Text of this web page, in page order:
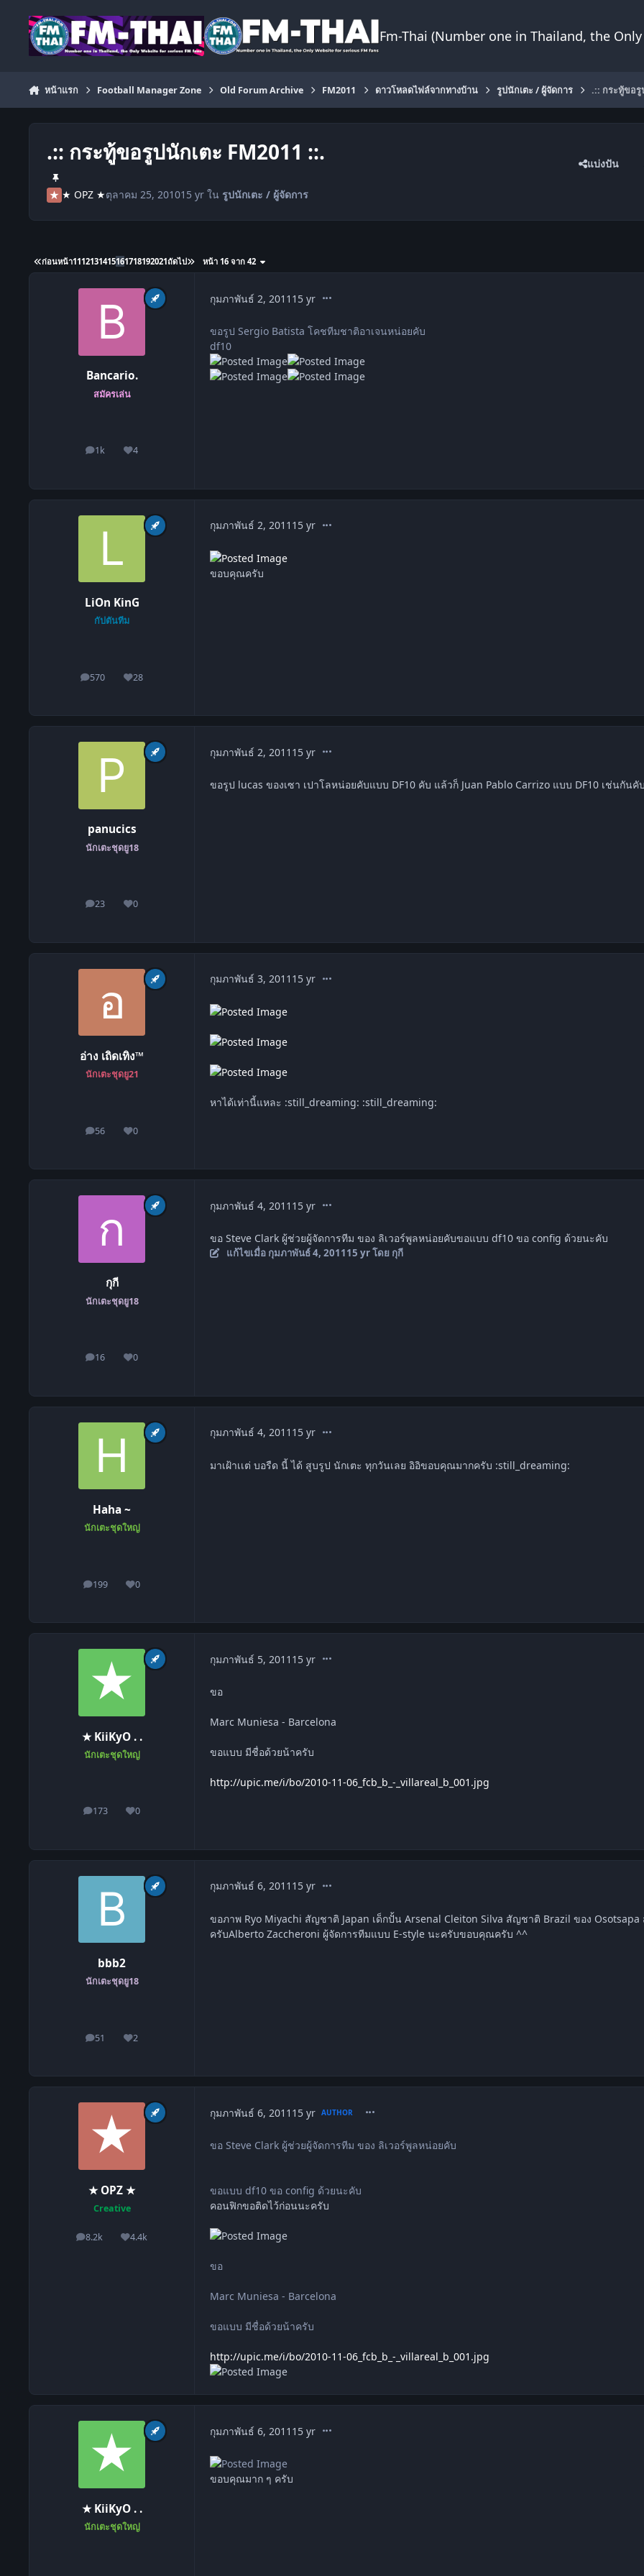
Fm-Thai (Number one in Thailand, the
หน้าแรก Football Manager Zone Old Forum Archive FM2011 ดาวโหลดไฟล์จากทางบ้าน รูปนักเตะ / ผู้จัดการ .:: กระทู้ขอรู
.:: กระทู้ขอรูปนักเตะ FM2011 ::. แบ่งปัน
★ OPZ ★ตุลาคม 25, 201015 yrใน รูปนักเตะ / ผู้จัดการ
ก่อนหน้า1112131415161718192021ถัดไป หน้า 16 จาก 42
Bancario.
สมัครเล่น
1k
โพสต์ 4
ชื่อเสียง
กุมภาพันธ์ 2, 2011 15 yrcomment_1209272
ขอรูป Sergio Batista โคชทีมชาติอาเจนหน่อยคับ
df10
LiOn KinG
กัปตันทีม
570
โพสต์ 28
ชื่อเสียง
กุมภาพันธ์ 2, 2011 15 yrcomment_1209393
ขอบคุณครับ
panucics
นักเตะชุดยู18
23
โพสต์ 0
ชื่อเสียง
กุมภาพันธ์ 2, 2011 15 yrcomment_1209492
ขอรูป lucas ของเซา เปาโลหน่อยคับแบบ DF10 คับ แล้วก็ Juan Pablo Carrizo แบบ DF10 เช่นกัน
อ่าง เถิดเทิง™
นักเตะชุดยู21
56
โพสต์ 0
ชื่อเสียง
กุมภาพันธ์ 3, 2011 15 yrcomment_1209870
หาได้เท่านี้แหละ :still_dreaming: :still_dreaming:
กุกี
นักเตะชุดยู18
16
โพสต์ 0
ชื่อเสียง
กุมภาพันธ์ 4, 2011 15 yrcomment_1210885
ขอ Steve Clark ผู้ช่วยผู้จัดการทีม ของ ลิเวอร์พูลหน่อยคับขอแบบ df10 ขอ config ด้วยนะคับ
แก้ไขเมื่อ กุมภาพันธ์ 4, 201115 yrโดย กุกี
Haha ~
นักเตะชุดใหญ่
199
โพสต์ 0
ชื่อเสียง
กุมภาพันธ์ 4, 2011 15 yrcomment_1211008
มาเฝ้าเเต่ บอรืด นี้ ได้ สูบรูป นักเตะ ทุกวันเลย อิอิขอบคุณมากครับ :still_dreaming:
★ KiiKyO . .
นักเตะชุดใหญ่
173
โพสต์ 0
ชื่อเสียง
กุมภาพันธ์ 5, 2011 15 yrcomment_1211276
ขอ
Marc Muniesa - Barcelona
ขอแบบ มีชื่อด้วยน้าครับ
http://upic.me/i/bo/2010-11-06_fcb_b_-_villareal_b_001.jpg
bbb2
นักเตะชุดยู18
51
โพสต์ 2
ชื่อเสียง
กุมภาพันธ์ 6, 2011 15 yrcomment_1211739
ขอภาพ Ryo Miyachi สัญชาติ Japan เด็กปั้น Arsenal Cleiton Silva สัญชาติ Brazil ของ Osotsapa
ครับAlberto Zaccheroni ผู้จัดการทีมแบบ E-style นะครับขอบคุณครับ ^^
★ OPZ ★
Creative
8.2k
โพสต์ 4.4k
ชื่อเสียง
กุมภาพันธ์ 6, 2011 15 yr AUTHOR comment_1211971
ขอ Steve Clark ผู้ช่วยผู้จัดการทีม ของ ลิเวอร์พูลหน่อยคับ
ขอแบบ df10 ขอ config ด้วยนะคับ
คอนฟิกขอติดไว้ก่อนนะครับ
ขอ
Marc Muniesa - Barcelona
ขอแบบ มีชื่อด้วยน้าครับ
http://upic.me/i/bo/2010-11-06_fcb_b_-_villareal_b_001.jpg
★ KiiKyO . .
นักเตะชุดใหญ่
กุมภาพันธ์ 6, 2011 15 yrcomment_1211983
ขอบคุณมาก ๆ ครับ